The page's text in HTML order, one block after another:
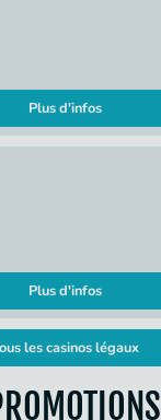
Plus d'infos
Plus d'infos
les casinos légaux